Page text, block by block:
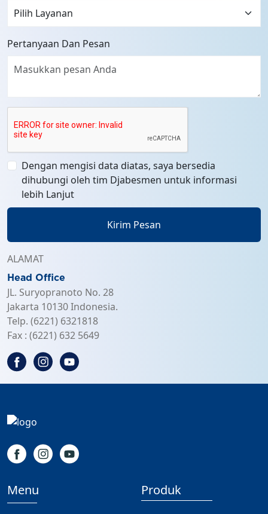
Pertanyaan Dan Pesan
Dengan mengisi data diatas, saya bersedia
dihubungi oleh tim Djabesmen untuk informasi
lebih Lanjut
Kirim Pesan
ALAMAT
Head Office
JL. Suryopranoto No. 28
Jakarta 10130 Indonesia.
Telp. (6221) 6321818
Fax : (6221) 632 5649
Menu Produk